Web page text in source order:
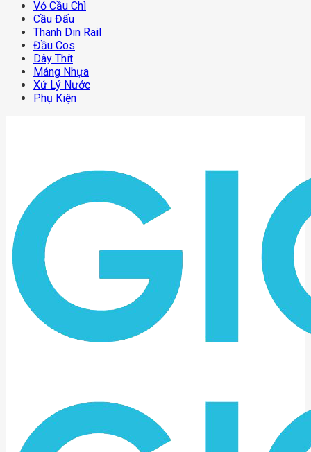
Vỏ Cầu Chì
Cầu Đấu
Thanh Din Rail
Đầu Cos
Dây Thít
Máng Nhựa
Xử Lý Nước
Phụ Kiện